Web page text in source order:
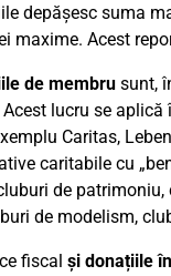
depășesc suma
maxime. Acest
de membrusunt,
lucru se
Caritas,
caritabile cu
de
de modelism,
fiscal și donațiile